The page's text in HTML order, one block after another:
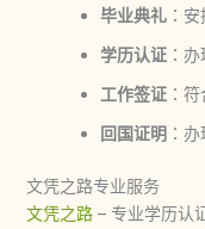
毕业典礼：安
学历认证：办
工作签证：符
回国证明：办
文凭之路专业服务
文凭之路– 专业学历认